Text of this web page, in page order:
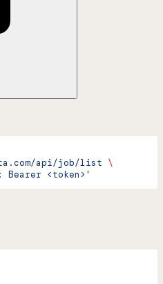
api/job/list \
<token>'